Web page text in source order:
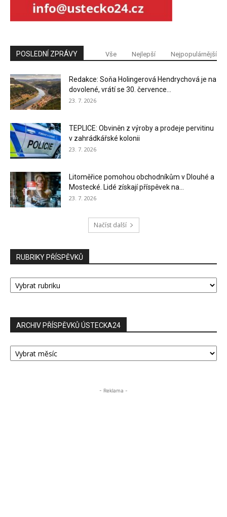
POSLEDNÍ ZPRÁVY Vše Nejlepší Nejpopulárnější
Redakce: Soňa Holingerová Hendrychová je na
dovolené, vrátí se 30. července...
23. 7. 2026
TEPLICE: Obviněn z výroby a prodeje pervitinu
v zahrádkářské kolonii
23. 7. 2026
Litoměřice pomohou obchodníkům v Dlouhé a
Mostecké. Lidé získají příspěvek na...
23. 7. 2026
Načíst další
RUBRIKY PŘÍSPĚVKŮ
RUBRIKY
PŘÍSPĚVKŮ
ARCHIV PŘÍSPĚVKŮ ÚSTECKA24
ARCHIV
PŘÍSPĚVKŮ
- Reklama -